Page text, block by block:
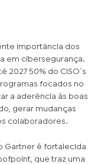
importância dos
em cibersegurança.
2027 50% do CISO´s
focados no
a aderência às boas
gerar mudanças
colaboradores.
Gartner é fortalecida
que traz uma